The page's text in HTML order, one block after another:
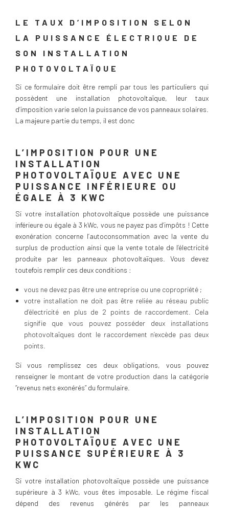
LE TAUX D’IMPOSITION SELON
LA PUISSANCE ÉLECTRIQUE DE
SON INSTALLATION
PHOTOVOLTAÏQUE
Si ce formulaire doit être rempli par tous les particuliers qui
possèdent une installation photovoltaïque, leur taux
d’imposition varie selon la puissance de vos panneaux solaires.
La majeure partie du temps, il est donc
L’IMPOSITION POUR UNE
INSTALLATION
PHOTOVOLTAÏQUE AVEC UNE
PUISSANCE INFÉRIEURE OU
ÉGALE À 3 KWC
Si votre installation photovoltaïque possède une puissance
inférieure ou égale à 3 kWc, vous ne payez pas d’impôts ! Cette
exonération concerne l’autoconsommation avec la vente du
surplus de production ainsi que la vente totale de l’électricité
produite par les panneaux photovoltaïques. Vous devez
toutefois remplir ces deux conditions :
vous ne devez pas être une entreprise ou une copropriété ;
votre installation ne doit pas être reliée au réseau public
d’électricité en plus de 2 points de raccordement. Cela
signifie que vous pouvez posséder deux installations
photovoltaïques dont le raccordement n’excède pas deux
points.
Si vous remplissez ces deux obligations, vous pouvez
renseigner le montant de votre production dans la catégorie
“revenus nets exonérés” du formulaire.
L’IMPOSITION POUR UNE
INSTALLATION
PHOTOVOLTAÏQUE AVEC UNE
PUISSANCE SUPÉRIEURE À 3
KWC
Si votre installation photovoltaïque possède une puissance
supérieure à 3 kWc, vous êtes imposable. Le régime fiscal
dépend des revenus générés par les panneaux